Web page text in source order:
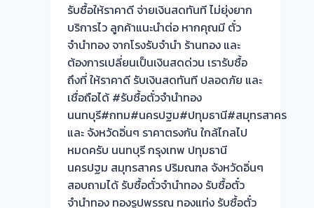
ฟรี
จ่าย
สด
ทันที
ไม่
ต้อง
รอ
จบไว
📌
ผล
งาน
รับซื้อให้ราคาดี จ่ายเงินสดทันที ไม่ยุ่งยาก
บริการไว ลูกค้าแนะนำต่อ หากคุณมี ตั๋ว
จำนำทอง จากโรงรับจำนำ ร้านทอง และ
ต้องการเปลี่ยนเป็นเงินสดด่วน เรารับซื้อ
ถึงที่ ให้ราคาดี รับเงินสดทันที ปลอดภัย และ
เชื่อถือได้ #รับซื้อตั๋วจำนำทอง
นนทบุรี#กทม#นครปฐม#ปทุมธานี#สมุทรสาคร
และ จังหวัดอิ่นๆ ราคาตรงกัน ใกล้ไกลไป
หมดครับ นนทบุรี กรุงเทพ ปทุมธานี
นครปฐม สมุทรสาคร ปริมณฑล จังหวัดอิ่นๆ
สอบถามได้ รับซื้อตั๋วจำนำทอง รับซื้อตั๋ว
จำนำทอง ทองรูปพรรณ ทองแท่ง รับซื้อตั๋ว